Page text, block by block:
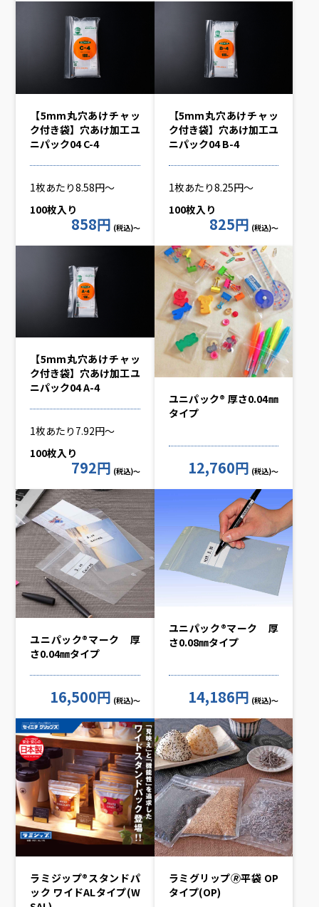
【5mm丸穴あけチャッ
ク付き袋】穴あけ加工ユ
ニパック04 C-4
1枚あたり8.58円～
100枚入り
858円 (税込)～
【5mm丸穴あけチャッ
ク付き袋】穴あけ加工ユ
ニパック04 B-4
1枚あたり8.25円～
100枚入り
825円 (税込)～
【5mm丸穴あけチャッ
ク付き袋】穴あけ加工ユ
ニパック04 A-4
1枚あたり7.92円～
100枚入り
792円 (税込)～
ユニパック® 厚さ0.04㎜
タイプ
12,760円 (税込)～
ユニパック®マーク 厚
さ0.04㎜タイプ
16,500円 (税込)～
ユニパック®マーク 厚
さ0.08㎜タイプ
14,186円 (税込)～
ラミジップ®スタンドパ
ック ワイドALタイプ(W
ラミグリップ🄬平袋 OP
タイプ(OP)